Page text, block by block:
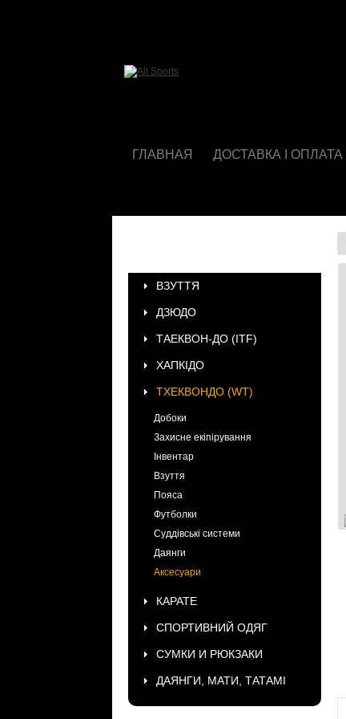
ГЛАВНАЯ ДОСТАВКА І ОПЛАТА
ВЗУТТЯ
ДЗЮДО
ТАЕКВОН-ДО (ІТF)
ХАПКІДО
ТХЕКВОНДО (WT)
Добоки
Захисне екіпірування
Інвентар
Взуття
Пояса
Футболки
Суддівські системи
Даянги
Аксесуари
КАРАТЕ
СПОРТИВНИЙ ОДЯГ
СУМКИ И РЮКЗАКИ
ДАЯНГИ, МАТИ, ТАТАМІ